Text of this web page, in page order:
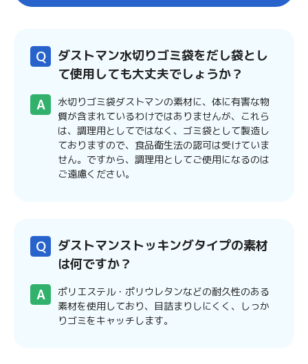
ダストマン水切りゴミ袋をだし袋とし
て使用しても大丈夫でしょうか？
水切りゴミ袋ダストマンの素材に、体に有害な物
質が含まれているわけではありませんが、これら
は、調理用としてではなく、ゴミ袋として製造し
ておりますので、食品衛生法の認可は受けていま
せん。ですから、調理用としてご使用になるのは
ご遠慮ください。
ダストマンストッキングタイプの素材
は何ですか？
ポリエステル・ポリウレタンなどの耐久性のある
素材を使用しており、目詰まりしにくく、しっか
りゴミをキャッチします。